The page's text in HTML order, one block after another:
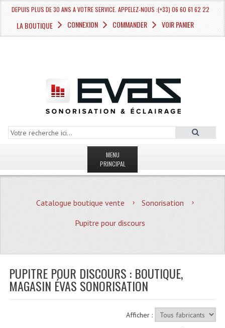
DEPUIS PLUS DE 30 ANS A VOTRE SERVICE. APPELEZ-NOUS :(+33) 06 60 61 62 22
LA BOUTIQUE CONNEXION COMMANDER VOIR PANIER
MENU
PRINCIPAL
MAGASIN
Quoi De Neuf?
Plan Acces, Horaires.
Location De Matériel
Catalogue boutique vente
Sonorisation
Pupitre pour discours
PUPITRE POUR DISCOURS : BOUTIQUE,
MAGASIN ÉVAS SONORISATION
Afficher :